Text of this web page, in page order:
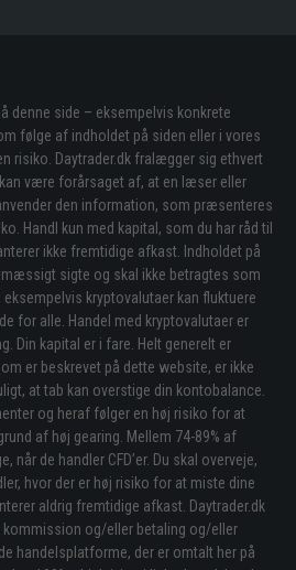
denne side – eksempelvis konkrete
følge af indholdet på siden eller i vores
risiko. Daytrader.dk fralægger sig ethvert
være forårsaget af, at en læser eller
den information, som præsenteres
Handl kun med kapital, som du har råd til
ikke fremtidige afkast. Indholdet på
sigte og skal ikke betragtes som
kryptovalutaer kan fluktuere
for alle. Handel med kryptovalutaer er
Din kapital er i fare. Helt generelt er
er beskrevet på dette website, er ikke
at tab kan overstige din kontobalance.
og heraf følger en høj risiko for at
af høj gearing. Mellem 74-89% af
når de handler CFD’er. Du skal overveje,
hvor der er høj risiko for at miste dine
aldrig fremtidige afkast. Daytrader.dk
og/eller betaling og/eller
handelsplatforme, der er omtalt her på